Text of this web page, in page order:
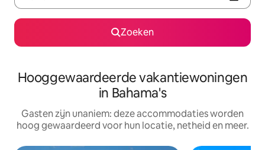
Zoeken
Hooggewaardeerde vakantiewoningen
in Bahama's
Gasten zijn unaniem: deze accommodaties worden
hoog gewaardeerd voor hun locatie, netheid en meer.